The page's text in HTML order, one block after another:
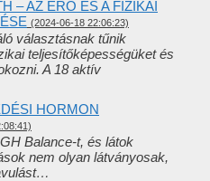
– AZ ERŐ ÉS A FIZIKAI
(2024-06-18 22:06:23)
választásnak tűnik
teljesítőképességüket és
A 18 aktív
HORMON
Balance-t, és látok
nem olyan látványosak,